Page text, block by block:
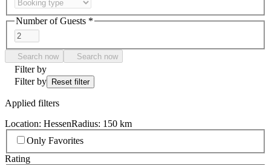
Number of Guests *
Search now Search now
Filter by
Filter by
Reset filter
Applied filters
Location: HessenRadius: 150 km
Only Favorites
Rating